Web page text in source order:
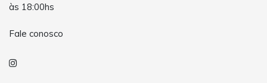
às 18:00hs
Fale conosco